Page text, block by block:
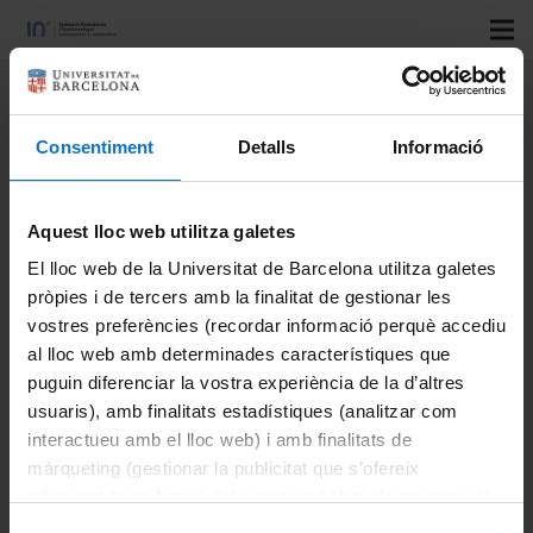
Consentiment Detalls Informació
Aquest lloc web utilitza galetes
El lloc web de la Universitat de Barcelona utilitza galetes
pròpies i de tercers amb la finalitat de gestionar les
vostres preferències (recordar informació perquè accediu
al lloc web amb determinades característiques que
puguin diferenciar la vostra experiència de la d’altres
usuaris), amb finalitats estadístiques (analitzar com
interactueu amb el lloc web) i amb finalitats de
màrqueting (gestionar la publicitat que s’ofereix
Title: Fast-ADT: A fast and
automated electron diffraction
tomography setup for structure
Authors:Plana-Ruiz, S; Krysiak, Y; Portillo, J; Alig, E;
Estradé, S; Peiró, F; Kolb, U
Journal:Ultramicroscopy
Vol:
Number:
Start page:
Last page:
DOI:doi